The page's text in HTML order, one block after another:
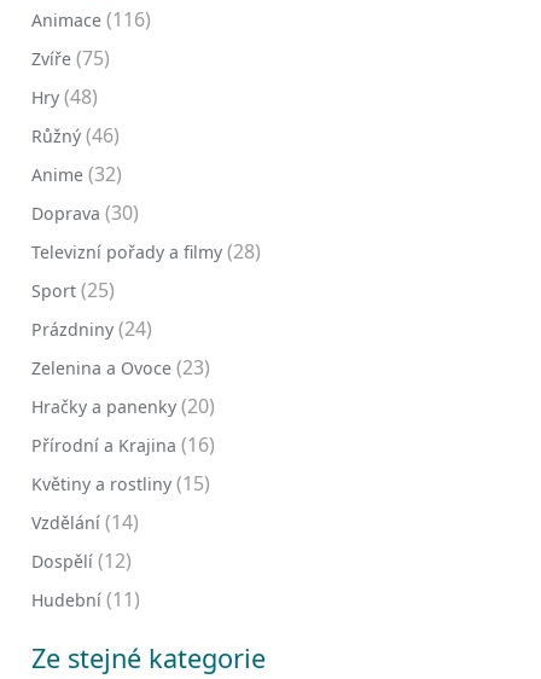
Animace (116)
Zvíře (75)
Hry (48)
Růžný (46)
Anime (32)
Doprava (30)
Televizní pořady a filmy (28)
Sport (25)
Prázdniny (24)
Zelenina a Ovoce (23)
Hračky a panenky (20)
Přírodní a Krajina (16)
Květiny a rostliny (15)
Vzdělání (14)
Dospělí (12)
Hudební (11)
Ze stejné kategorie